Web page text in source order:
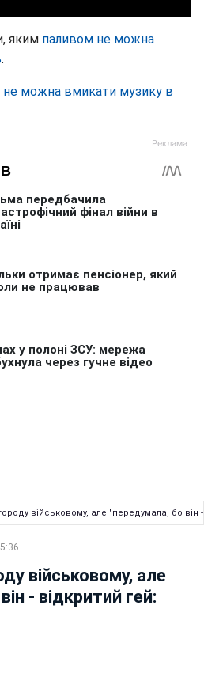
яким паливом не можна
.
не можна вмикати музику в
військовому, але "передумала, бо він -
військовому, але
- відкритий гей: